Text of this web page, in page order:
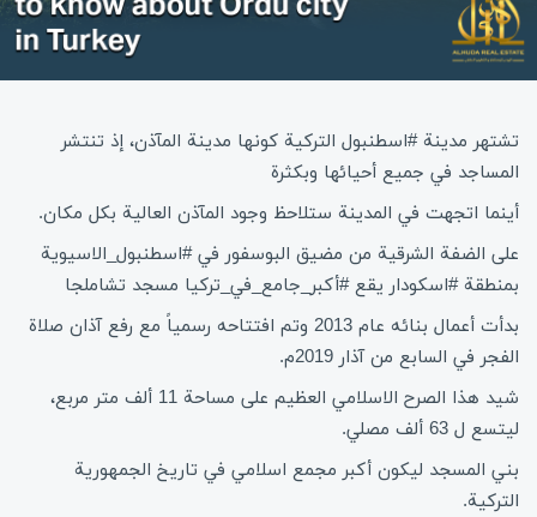
تشتهر مدينة #اسطنبول التركية كونها مدينة المآذن، إذ تنتشر
المساجد في جميع أحيائها وبكثرة
أينما اتجهت في المدينة ستلاحظ وجود المآذن العالية بكل مكان.
على الضفة الشرقية من مضيق البوسفور في #اسطنبول_الاسيوية
بمنطقة #اسكودار يقع #أكبر_جامع_في_تركيا مسجد تشاملجا
بدأت أعمال بنائه عام 2013 وتم افتتاحه رسمياً مع رفع آذان صلاة
الفجر في السابع من آذار 2019م.
شيد هذا الصرح الاسلامي العظيم على مساحة 11 ألف متر مربع،
ليتسع ل 63 ألف مصلي.
بني المسجد ليكون أكبر مجمع اسلامي في تاريخ الجمهورية
التركية.